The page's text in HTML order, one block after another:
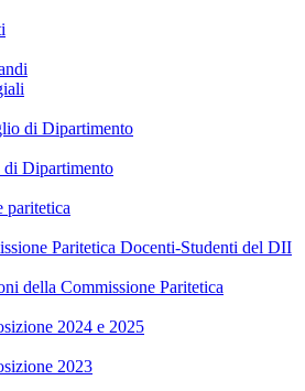
di Dipartimento
di Dipartimento
paritetica
Paritetica Docenti-Studenti del DII
della Commissione Paritetica
2024 e 2025
2023